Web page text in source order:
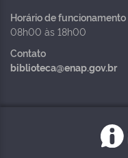
Horário de funcionamento
08h00 às 18h00
Contato
biblioteca@enap.gov.br